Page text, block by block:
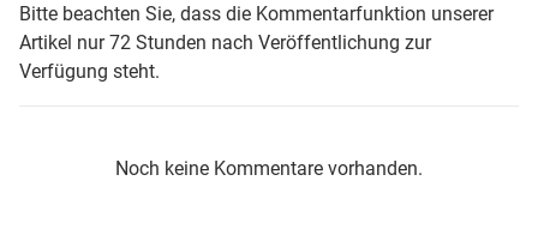
Bitte beachten Sie, dass die Kommentarfunktion unserer
Artikel nur 72 Stunden nach Veröffentlichung zur
Verfügung steht.
Noch keine Kommentare vorhanden.